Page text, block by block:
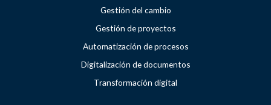
Gestión del cambio
Gestión de proyectos
Automatización de procesos
Digitalización de documentos
Transformación digital